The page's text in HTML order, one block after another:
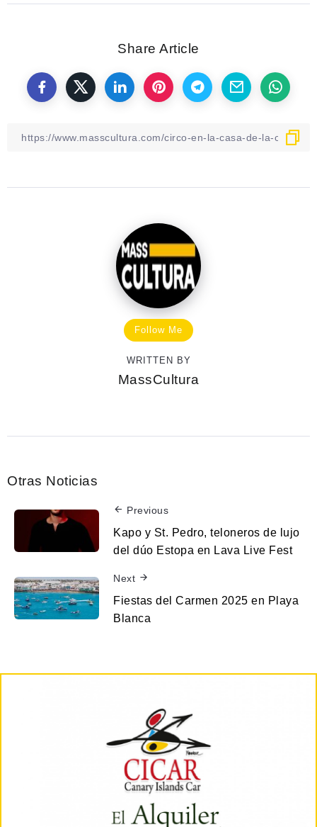
Share Article
Follow Me
WRITTEN BY
MassCultura
Otras Noticias
Previous
Kapo y St. Pedro, teloneros de lujo
del dúo Estopa en Lava Live Fest
Next
Fiestas del Carmen 2025 en Playa
Blanca